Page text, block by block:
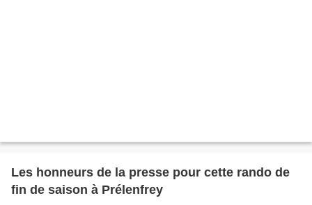
Les honneurs de la presse pour cette rando de
fin de saison à Prélenfrey